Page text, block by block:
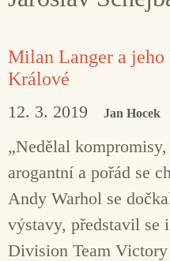
Milan Langer a
Králové
12. 3. 2019 Jan Hocek
„Nedělal
arogantní a pořád se
Andy Warhol se
výstavy, představil
Division Team